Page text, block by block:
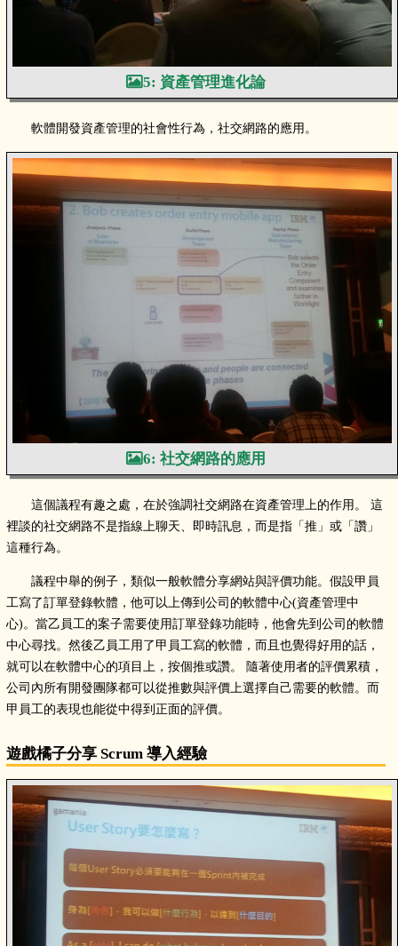
5: 資產管理進化論
軟體開發資產管理的社會性行為，社交網路的應用。
6: 社交網路的應用
這個議程有趣之處，在於強調社交網路在資產管理上的作用。 這
裡談的社交網路不是指線上聊天、即時訊息，而是指「推」或「讚」
這種行為。
議程中舉的例子，類似一般軟體分享網站與評價功能。假設甲員
工寫了訂單登錄軟體，他可以上傳到公司的軟體中心(資產管理中
心)。當乙員工的案子需要使用訂單登錄功能時，他會先到公司的軟體
中心尋找。然後乙員工用了甲員工寫的軟體，而且也覺得好用的話，
就可以在軟體中心的項目上，按個推或讚。 隨著使用者的評價累積，
公司內所有開發團隊都可以從推數與評價上選擇自己需要的軟體。而
甲員工的表現也能從中得到正面的評價。
遊戲橘子分享 Scrum 導入經驗